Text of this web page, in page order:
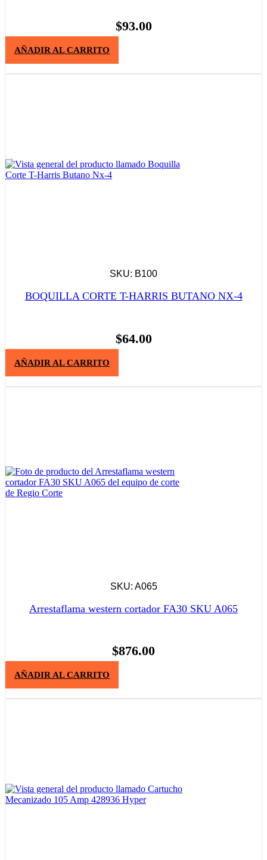
$93.00
AÑADIR AL CARRITO
SKU: B100
BOQUILLA CORTE T-HARRIS BUTANO NX-4
$64.00
AÑADIR AL CARRITO
SKU: A065
Arrestaflama western cortador FA30 SKU A065
$876.00
AÑADIR AL CARRITO